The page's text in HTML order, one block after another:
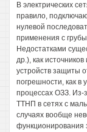
В электрических
правило,
нулевой
применения с
Недостатками
др.), как
устройств защиты
погрешности, как в
процессах ОЗЗ. Из-
ТТНП в сетях с
случаях вообще
функционирования